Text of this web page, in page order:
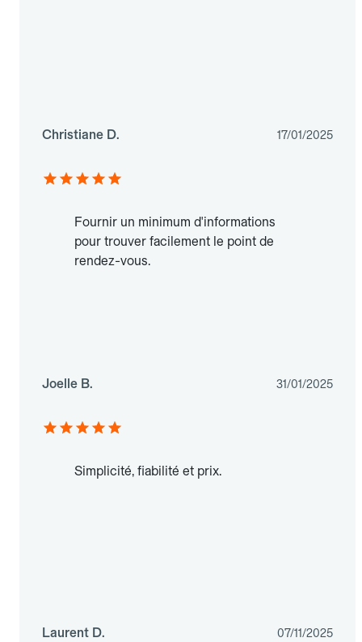
Christiane D. 17/01/2025
Fournir un minimum d'informations
pour trouver facilement le point de
rendez-vous.
Joelle B. 31/01/2025
Simplicité, fiabilité et prix.
Laurent D. 07/11/2025